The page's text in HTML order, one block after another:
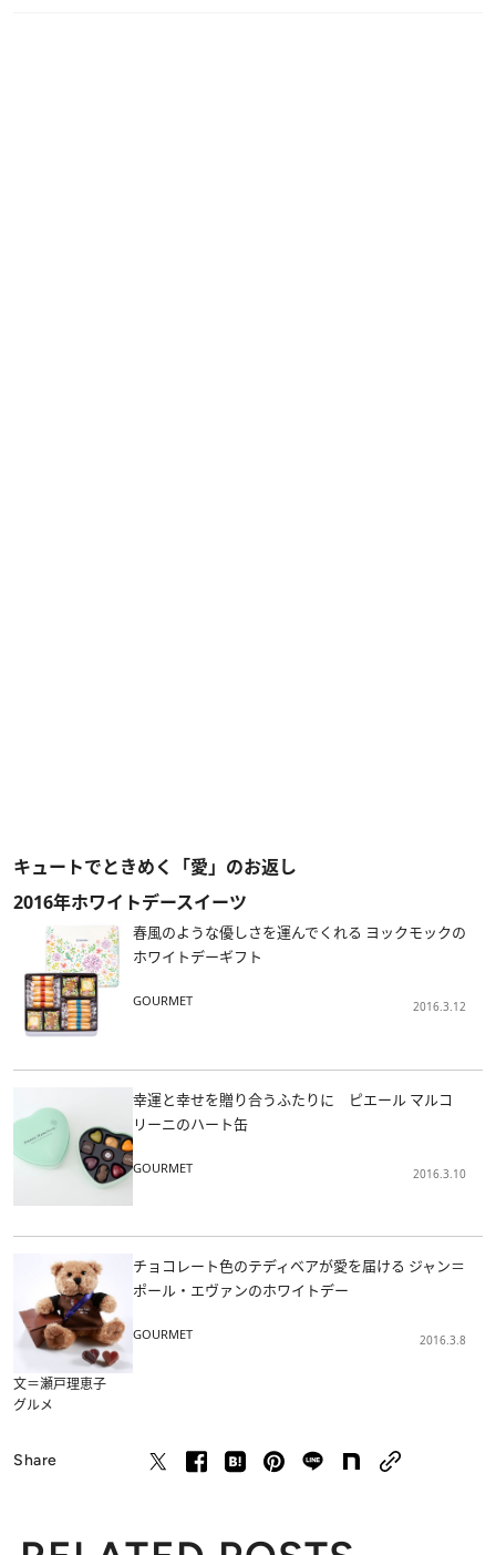
キュートでときめく「愛」のお返し
2016年ホワイトデースイーツ
春風のような優しさを運んでくれる ヨックモックの
ホワイトデーギフト
GOURMET 2016.3.12
幸運と幸せを贈り合うふたりに ピエール マルコ
リーニのハート缶
GOURMET 2016.3.10
チョコレート色のテディベアが愛を届ける ジャン＝
ポール・エヴァンのホワイトデー
GOURMET 2016.3.8
文＝瀬戸理恵子
グルメ
Share